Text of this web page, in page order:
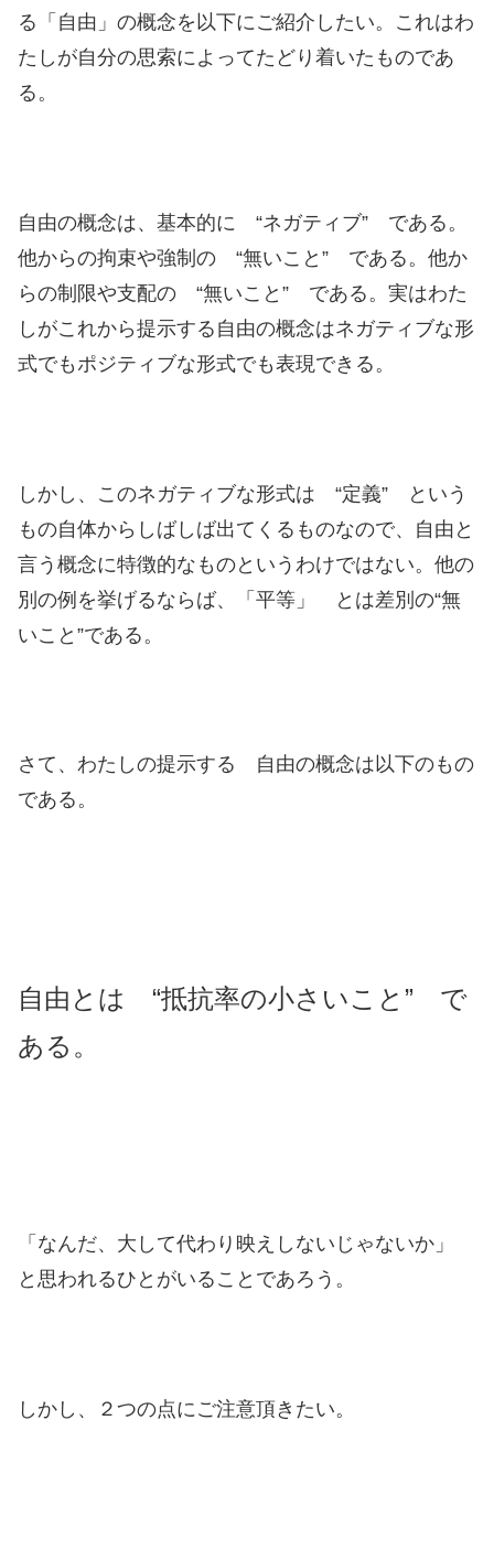
る「自由」の概念を以下にご紹介したい。これはわ
たしが自分の思索によってたどり着いたものであ
る。
自由の概念は、基本的に “ネガティブ” である。
他からの拘束や強制の “無いこと” である。他か
らの制限や支配の “無いこと” である。実はわた
しがこれから提示する自由の概念はネガティブな形
式でもポジティブな形式でも表現できる。
しかし、このネガティブな形式は “定義” という
もの自体からしばしば出てくるものなので、自由と
言う概念に特徴的なものというわけではない。他の
別の例を挙げるならば、「平等」 とは差別の“無
いこと”である。
さて、わたしの提示する 自由の概念は以下のもの
である。
自由とは “抵抗率の小さいこと” で
ある。
「なんだ、大して代わり映えしないじゃないか」
と思われるひとがいることであろう。
しかし、２つの点にご注意頂きたい。